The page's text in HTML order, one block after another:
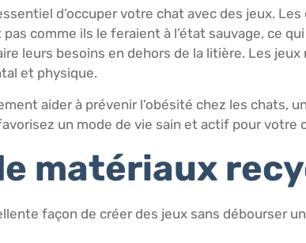
d’occuper votre chat avec des jeux.
comme ils le feraient à l’état sauvage, ce
leurs besoins en dehors de la litière. Les
et physique.
aider à prévenir l’obésité chez les chats,
un mode de vie sain et actif pour votre
matériaux
façon de créer des jeux sans débourser